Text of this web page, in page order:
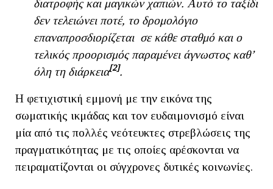
διατροφής και μαγικών χαπιών. Αυτό το ταξίδι
δεν τελειώνει ποτέ, το δρομολόγιο
επαναπροσδιορίζεται σε κάθε σταθμό και ο
τελικός προορισμός παραμένει άγνωστος καθ’
όλη τη διάρκεια[2].
Η φετιχιστική εμμονή με την εικόνα της
σωματικής ικμάδας και τον ευδαιμονισμό είναι
μία από τις πολλές νεότευκτες στρεβλώσεις της
πραγματικότητας με τις οποίες αρέσκονται να
πειραματίζονται οι σύγχρονες δυτικές κοινωνίες.